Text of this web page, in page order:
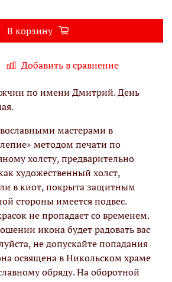
Добавить в сравнение
В корзину
по имени Дмитрий. День
мастерами в
методом печати по
холсту, предварительно
художественный холст,
в киот, покрыта защитным
стороны имеется подвес.
не пропадает со временем.
икона будет радовать вас
не допускайте попадания
освящена в Никольском храме
обряду. На оборотной